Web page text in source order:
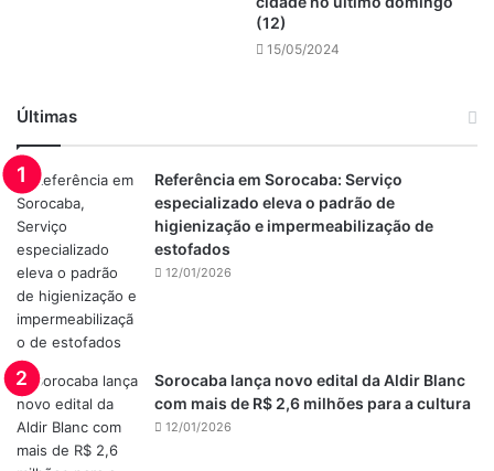
(12)
15/05/2024
Últimas
Referência em Sorocaba: Serviço
especializado eleva o padrão de
higienização e impermeabilização de
estofados
12/01/2026
Sorocaba lança novo edital da Aldir Blanc
com mais de R$ 2,6 milhões para a cultura
12/01/2026